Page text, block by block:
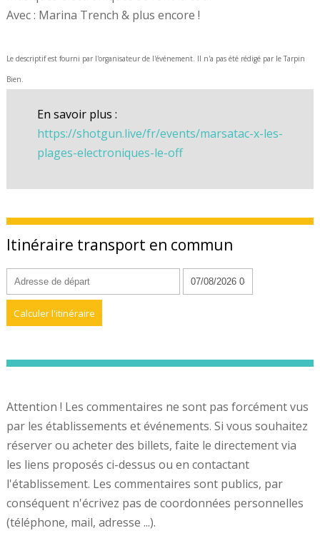
Avec : Marina Trench & plus encore !
Le descriptif est fourni par l'organisateur de l'événement. Il n'a pas été rédigé par le Tarpin
Bien.
En savoir plus :
https://shotgun.live/fr/events/marsatac-x-les-
plages-electroniques-le-off
Itinéraire transport en commun
Attention ! Les commentaires ne sont pas forcément vus
par les établissements et événements. Si vous souhaitez
réserver ou acheter des billets, faite le directement via
les liens proposés ci-dessus ou en contactant
l'établissement. Les commentaires sont publics, par
conséquent n'écrivez pas de coordonnées personnelles
(téléphone, mail, adresse ...).